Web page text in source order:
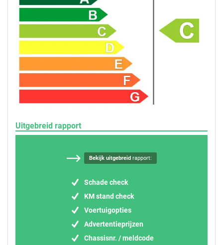
Uitgebreid rapport
Bekijk uitgebreidrapport:
Schade check
KM stand check
Voertuigopties
Advertentieprijzen
Chassisnr. / meldcode